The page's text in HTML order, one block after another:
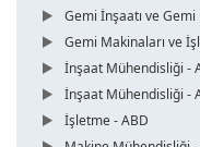
Gemi İnşaatı ve
Gemi Makinaları ve
İnşaat Mühendisliği -
İnşaat Mühendisliği -
İşletme - ABD